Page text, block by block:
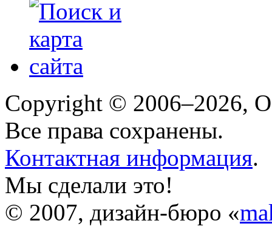
Copyright © 2006–2026,
Все права сохранены.
Контактная информация.
Мы сделали это!
© 2007, дизайн-бюро «